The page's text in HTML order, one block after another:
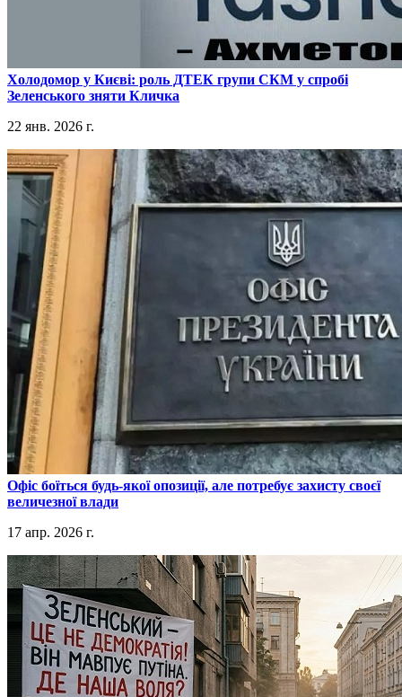
​Холодомор у Києві: роль ДТЕК групи СКМ у спробі
Зеленського зняти Кличка
22 янв. 2026 г.
​Офіс боїться будь-якої опозиції, але потребує захисту своєї
величезної влади
17 апр. 2026 г.